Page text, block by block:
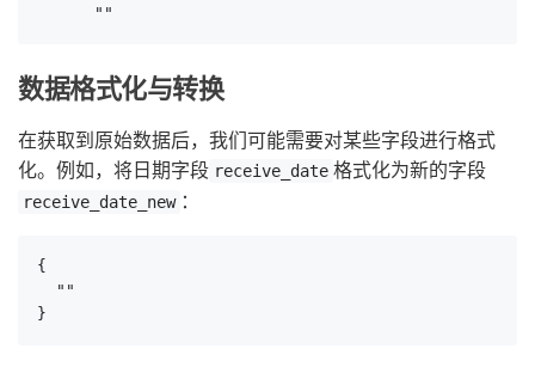
      ""
数据格式化与转换
在获取到原始数据后，我们可能需要对某些字段进行格式
化。例如，将日期字段 receive_date 格式化为新的字段
receive_date_new ：
{
  ""
}